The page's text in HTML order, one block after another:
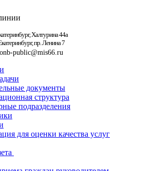
Халтурина 44а
пр. Ленина 7
onb-public@mis66.ru
документы
структура
подразделения
для оценки качества услуг